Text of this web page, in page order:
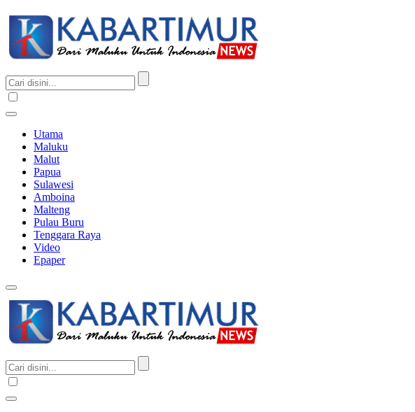
Utama
Maluku
Malut
Papua
Sulawesi
Amboina
Malteng
Pulau Buru
Tenggara Raya
Video
Epaper